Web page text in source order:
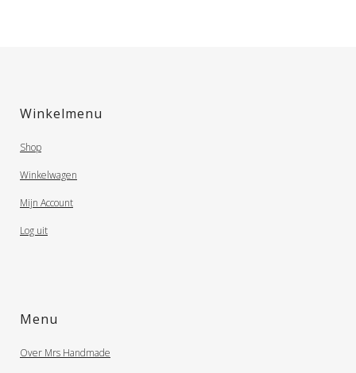
Winkelmenu
Shop
Winkelwagen
Mijn Account
Log uit
Menu
Over Mrs Handmade